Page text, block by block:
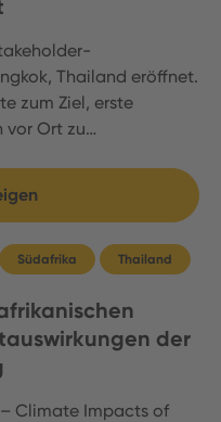
Thailand eröffnet.
zum Ziel, erste
vor Ort zu…
Südafrika Thailand
der
– Climate Impacts of